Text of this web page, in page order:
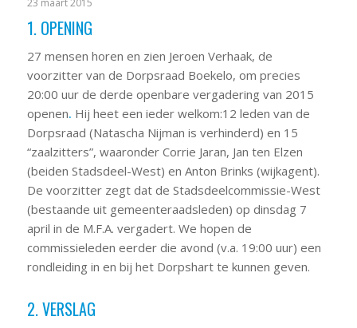
1. OPENING
27 mensen horen en zien Jeroen Verhaak, de
voorzitter van de Dorpsraad Boekelo, om precies
20:00 uur de derde openbare vergadering van 2015
openen. Hij heet een ieder welkom:12 leden van de
Dorpsraad (Natascha Nijman is verhinderd) en 15
“zaalzitters”, waaronder Corrie Jaran, Jan ten Elzen
(beiden Stadsdeel-West) en Anton Brinks (wijkagent).
De voorzitter zegt dat de Stadsdeelcommissie-West
(bestaande uit gemeenteraadsleden) op dinsdag 7
april in de M.F.A. vergadert. We hopen de
commissieleden eerder die avond (v.a. 19:00 uur) een
rondleiding in en bij het Dorpshart te kunnen geven.
2. VERSLAG